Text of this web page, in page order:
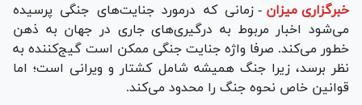
خبرگزاری میزان - زمانی که درمورد جنایت‌های جنگی پرسیده
می‌شود اخبار مربوط به درگیری‌های جاری در جهان به ذهن
خطور می‌کند. صرفا واژه جنایت جنگی ممکن است گیج‌کننده به
نظر برسد، زیرا جنگ همیشه شامل کشتار و ویرانی است؛ اما
قوانین خاص نحوه جنگ را محدود می‌کند.